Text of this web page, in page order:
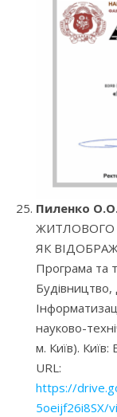
Пиленко
ЖИТЛОВОГО
ЯК
Програма та
науково-
м. Київ).
URL:
https://
5oeijf26i8SX/